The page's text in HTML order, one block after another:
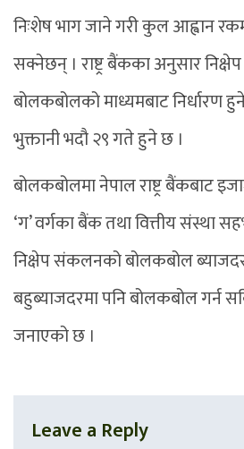
निःशेष भाग जाने गरी कुल आह्वान
सक्नेछन् । राष्ट्र बैंकका अनुसार
बोलकबोलको माध्यमबाट निर्धारण
भुक्तानी भदौ २९ गते हुने छ ।
बोलकबोलमा नेपाल राष्ट्र बैंकबाट
‘ग’ वर्गका बैंक तथा वित्तीय संस्था
निक्षेप संकलनको बोलकबोल
बहुब्याजदरमा पनि बोलकबोल गर्न
जनाएको छ ।
Leave a Reply